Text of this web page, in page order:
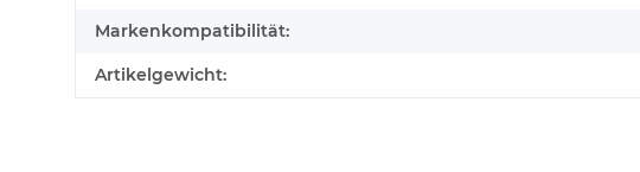
Markenkompatibilität:
Artikelgewicht: